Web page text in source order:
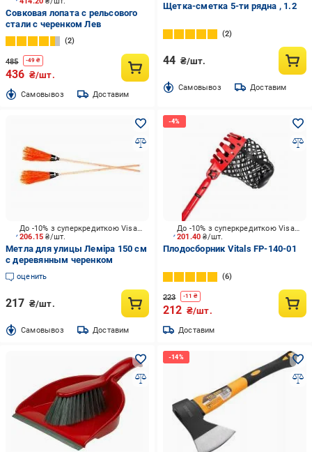
Совковая лопата с рельсового
стали с черенком Лев
2
485 -49 ₴
436 ₴/шт.
Cамовывоз Доставим
Щетка-сметка 5-ти рядна , 1.2
2
44 ₴/шт.
Cамовывоз Доставим
206.15₴/шт.
До -10% з суперкредиткою Visa Вигода
Метла для улицы Леміра 150 см
с деревянным черенком
оценить
217 ₴/шт.
Cамовывоз Доставим
201.40₴/шт.
До -10% з суперкредиткою Visa Вигода
Плодосборник Vitals FP-140-01
6
223 -11 ₴
212 ₴/шт.
Доставим